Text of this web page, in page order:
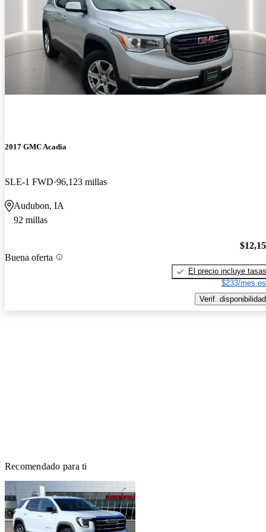
2017 GMC Acadia
SLE-1 FWD 96,123 millas
Audubon, IA
92 millas
Buena oferta
El precio incluye tasas
$233/mes
Verif. disponibilidad
Recomendado para ti